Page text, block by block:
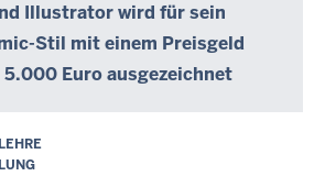
Illustrator wird für sein
Stil mit einem Preisgeld
5.000 Euro ausgezeichnet